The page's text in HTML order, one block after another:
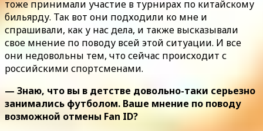
тоже принимали участие в турнирах по китайскому
бильярду. Так вот они подходили ко мне и
спрашивали, как у нас дела, и также высказывали
свое мнение по поводу всей этой ситуации. И все
они недовольны тем, что сейчас происходит с
российскими спортсменами.
— Знаю, что вы в детстве довольно-таки серьезно
занимались футболом. Ваше мнение по поводу
возможной отмены Fan ID?